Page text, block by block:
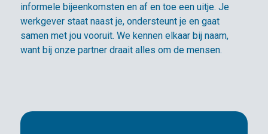
informele bijeenkomsten en af en toe een uitje. Je
werkgever staat naast je, ondersteunt je en gaat
samen met jou vooruit. We kennen elkaar bij naam,
want bij onze partner draait alles om de mensen.